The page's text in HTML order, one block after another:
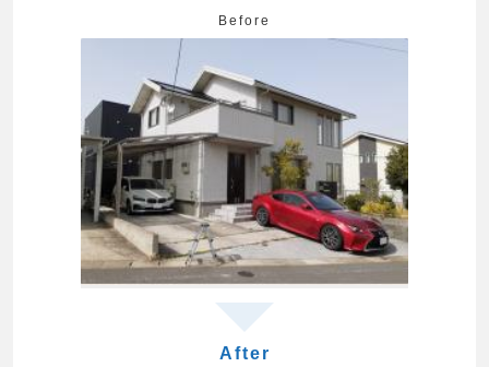
Before
After